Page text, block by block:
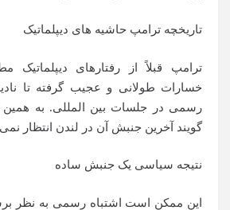
تاریخچه ترامپ حاشیه های دیپلماتیک
ترامپ قبلاً از رفتارهای
خسارات طولانی و عجیب گرفته تا
رسمی در جلسات بین المللی. به همین
گویند آخرین جنبش آن در لندن انتظار
نتیجه سیاسی یک جنبش ساده
این ممکن است اشتباه رسمی به نظر